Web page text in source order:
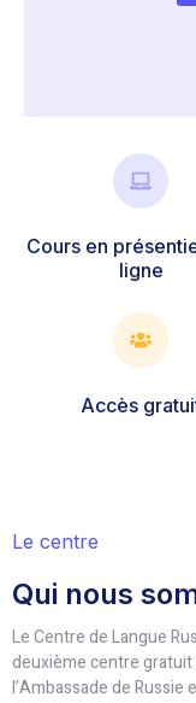
Cours en
ligne
Accès
Le centre
Qui nous
Le Centre de Langue
deuxième centre gratuit
l’Ambassade de Russie